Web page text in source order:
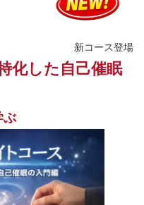
新コース登場
化した自己催眠
ぶ